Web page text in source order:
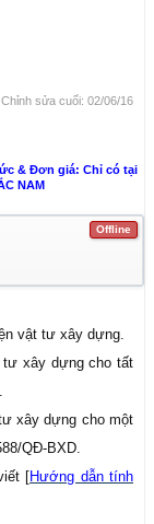
Chỉnh sửa cuối: 02/06/16
& Đơn giá: Chỉ có tại
NAM
Offline
vật tư xây dựng.
xây dựng cho tất
xây dựng cho một
QĐ-BXD.
[Hướng dẫn tính